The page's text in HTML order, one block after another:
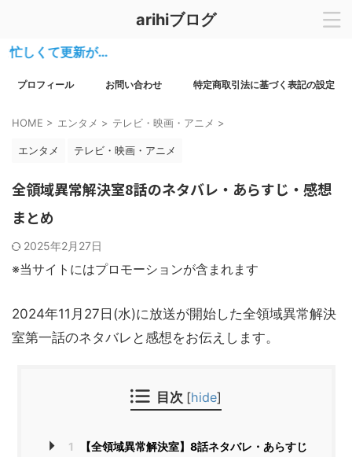
arihiブログ
て更新が…
プロフィール お問い合わせ 特定商取引法に基づく表記の設定
HOME > エンタメ > テレビ・映画・アニメ >
エンタメ テレビ・映画・アニメ
全領域異常解決室8話のネタバレ・あらすじ・感想
まとめ
2025年2月27日
※当サイトにはプロモーションが含まれます
2024年11月27日(水)に放送が開始した全領域異常解決
室第一話のネタバレと感想をお伝えします。
目次 [hide]
1 【全領域異常解決室】8話ネタバレ・あらすじ